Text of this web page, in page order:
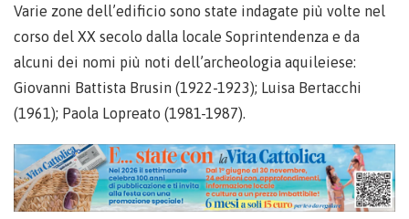
Varie zone dell’edificio sono state indagate più volte nel
corso del XX secolo dalla locale Soprintendenza e da
alcuni dei nomi più noti dell’archeologia aquileiese:
Giovanni Battista Brusin (1922-1923); Luisa Bertacchi
(1961); Paola Lopreato (1981-1987).